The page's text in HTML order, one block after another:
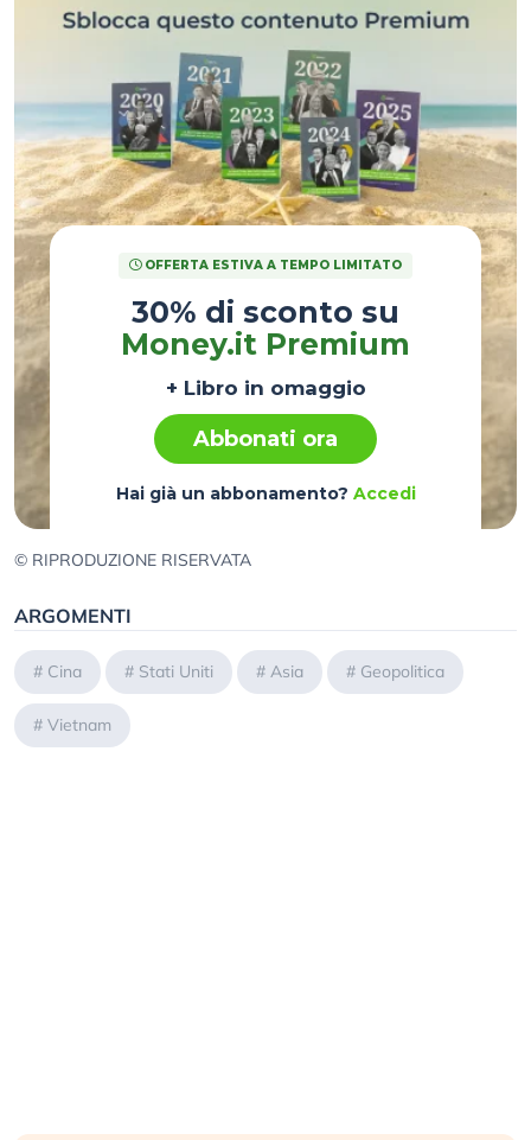
OFFERTA ESTIVA A TEMPO LIMITATO
30% di sconto su
Money.it Premium
+ Libro in omaggio
Abbonati ora
Hai già un abbonamento? Accedi
© RIPRODUZIONE RISERVATA
ARGOMENTI
# Cina # Stati Uniti # Asia # Geopolitica
# Vietnam